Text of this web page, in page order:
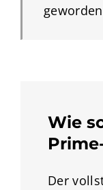
Wie
Der